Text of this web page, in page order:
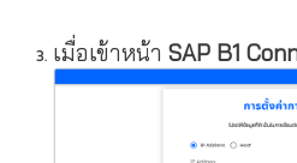
เมื่อเข้าหน้าSAP B1